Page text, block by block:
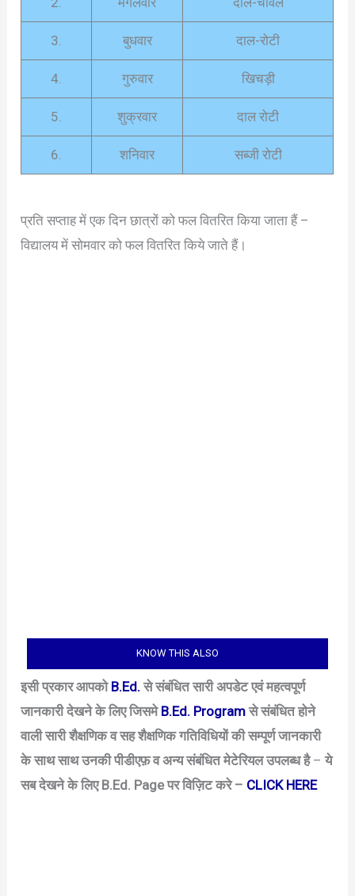
3. बुधवार दाल-रोटी
4. गुरुवार खिचड़ी
5. शुक्रवार दाल रोटी
6. शनिवार सब्जी रोटी
प्रति सप्ताह में एक दिन छात्रों को फल वितरित किया जाता हैं –
विद्यालय में सोमवार को फल वितरित किये जाते हैं।
KNOW THIS ALSO
इसी प्रकार आपको B.Ed. से संबंधित सारी अपडेट एवं महत्वपूर्ण
जानकारी देखने के लिए जिसमे B.Ed. Program से संबंधित होने
वाली सारी शैक्षणिक व सह शैक्षणिक गतिविधियों की सम्पूर्ण जानकारी
के साथ साथ उनकी पीडीएफ़ व अन्य संबंधित मेटेरियल उपलब्ध है–ये
सब देखने के लिए B.Ed. Page पर विज़िट करे – CLICK HERE